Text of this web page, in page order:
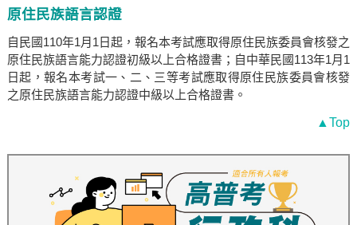
原住民族語言認證
自民國110年1月1日起，報名本考試應取得原住民族委員會核發之
原住民族語言能力認證初級以上合格證書；自中華民國113年1月1
日起，報名本考試一、二、三等考試應取得原住民族委員會核發
之原住民族語言能力認證中級以上合格證書。
▲Top